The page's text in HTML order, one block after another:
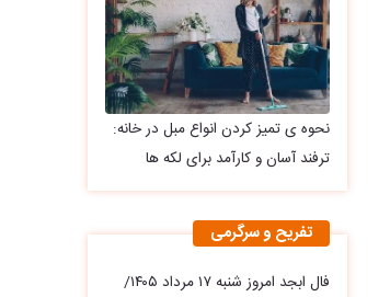
نحوه ی تمیز کردن انواع مبل در خانه:
ترفند آسان و کارآمد برای لکه ها
تفریح و سرگرمی
فال ابجد امروز شنبه ۱۷ مرداد ۱۴۰۵/